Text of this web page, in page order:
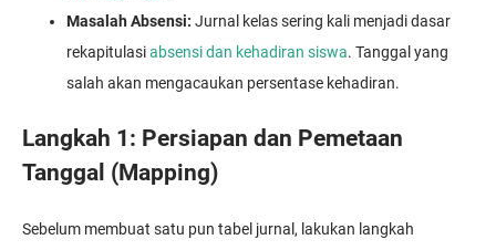
Masalah Absensi: Jurnal kelas sering kali menjadi dasar
rekapitulasiabsensi dan kehadiran siswa. Tanggal yang
salah akan mengacaukan persentase kehadiran.
Langkah 1: Persiapan dan Pemetaan
Tanggal (Mapping)
Sebelum membuat satu pun tabel jurnal, lakukan langkah